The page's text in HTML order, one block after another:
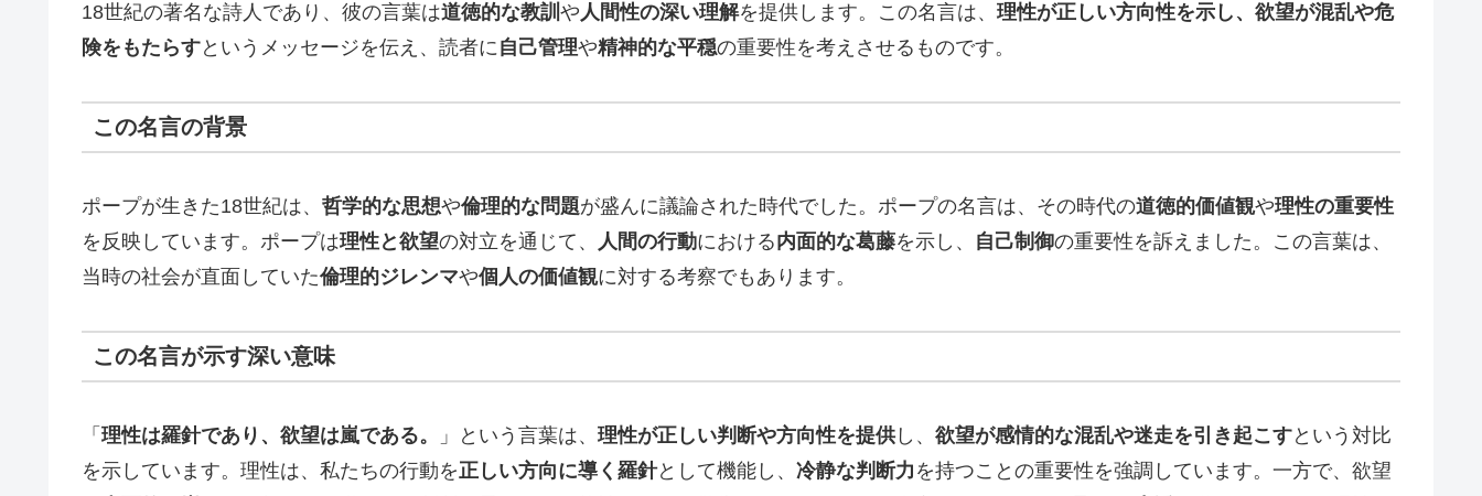
18世紀の著名な詩人であり、彼の言葉は道徳的な教訓 や人間性の深い理解を提供します。この名言は、 理性が正しい方向性を示し、欲望が混乱や危
険をもたらすというメッセージを伝え、読者に自己管理や精神的な平穏の重要性を考えさせるものです。
この名言の背景
ポープが生きた18世紀は、 哲学的な思想や倫理的な問題が盛んに議論された時代でした。ポープの名言は、その時代の道徳的価値観や理性の重要性
を反映しています。ポープは理性と欲望の対立を通じて、 人間の行動における内面的な葛藤を示し、 自己制御の重要性を訴えました。この言葉は、
当時の社会が直面していた倫理的ジレンマや個人の価値観に対する考察でもあります。
この名言が示す深い意味
「 理性は羅針であり、欲望は嵐である。 」という言葉は、 理性が正しい判断や方向性を提供し、 欲望が感情的な混乱や迷走を引き起こすという対比
を示しています。理性は、私たちの行動を正しい方向に導く羅針として機能し、 冷静な判断力 を持つことの重要性を強調しています。一方で、欲望